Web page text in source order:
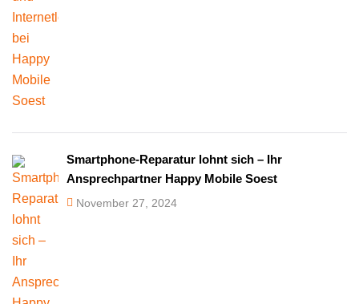
Smartphone-Reparatur lohnt sich – Ihr
Ansprechpartner Happy Mobile Soest
November 27, 2024